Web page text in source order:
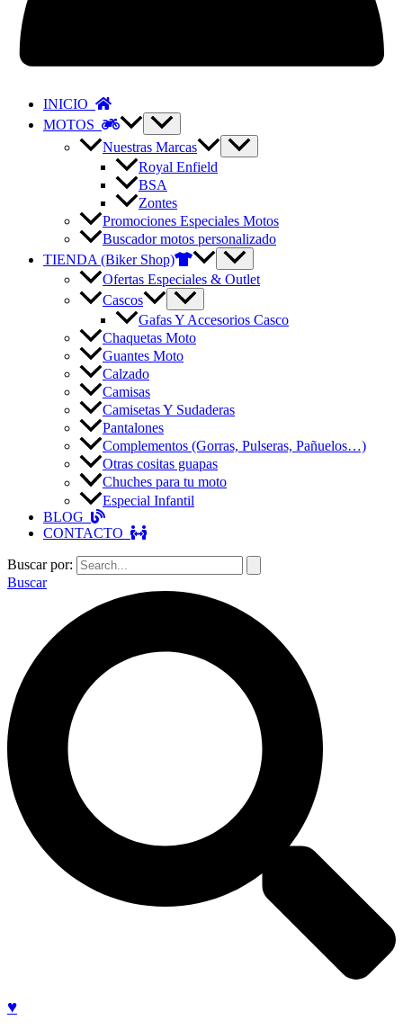
INICIO
MOTOS
Nuestras Marcas
Royal Enfield
BSA
Zontes
Promociones Especiales Motos
Buscador motos personalizado
TIENDA (Biker Shop)
Ofertas Especiales & Outlet
Cascos
Gafas Y Accesorios Casco
Chaquetas Moto
Guantes Moto
Calzado
Camisas
Camisetas Y Sudaderas
Pantalones
Complementos (Gorras, Pulseras, Pañuelos…)
Otras cositas guapas
Chuches para tu moto
Especial Infantil
BLOG
CONTACTO
Buscar por:
Buscar
♥